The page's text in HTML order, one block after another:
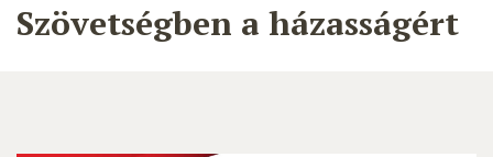
Szövetségben a házasságért